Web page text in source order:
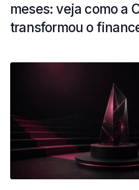
meses: veja como a
transformou o